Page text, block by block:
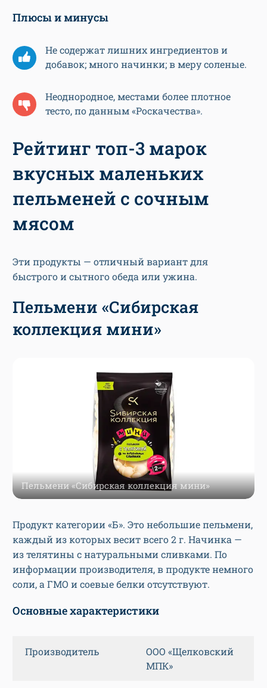
Плюсы и минусы
Не содержат лишних ингредиентов и
добавок; много начинки; в меру соленые.
Неоднородное, местами более плотное
тесто, по данным «Роскачества».
Рейтинг топ-3 марок
вкусных маленьких
пельменей с сочным
мясом
Эти продукты — отличный вариант для
быстрого и сытного обеда или ужина.
Пельмени «Сибирская
коллекция мини»
Пельмени «Сибирская коллекция мини»
Продукт категории «Б». Это небольшие пельмени,
каждый из которых весит всего 2 г. Начинка —
из телятины с натуральными сливками. По
информации производителя, в продукте немного
соли, а ГМО и соевые белки отсутствуют.
Основные характеристики
Производитель
ООО «Щелковский
МПК»